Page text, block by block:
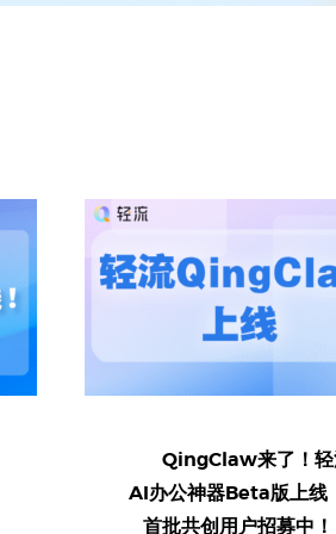
QingClaw来了！
AI办公神器Beta版上线
首批共创用户招募中！